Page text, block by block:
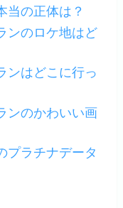
当の正体は？
ンのロケ地はど
ンはどこに行っ
ンのかわいい画
プラチナデータ